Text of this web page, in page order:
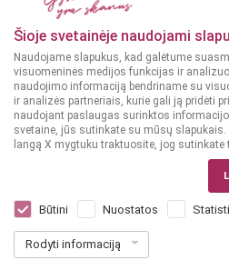
Šioje svetainėje naudojami
Naudojame slapukus, kad galėtume
visuomeninės medijos funkcijas ir
naudojimo informaciją bendriname su
ir analizės partneriais, kurie gali ją pridėti
naudojant paslaugas surinktos
svetaine, jūs sutinkate su mūsų
langą X mygtuku traktuosite, jog
Būtini Nuostatos
Rodyti informaciją
Flor de Caña Gran
Dar nėra balsų, galite įvertinti
99